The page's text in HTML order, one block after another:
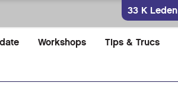
33 K Leden
Workshops Tips & Trucs